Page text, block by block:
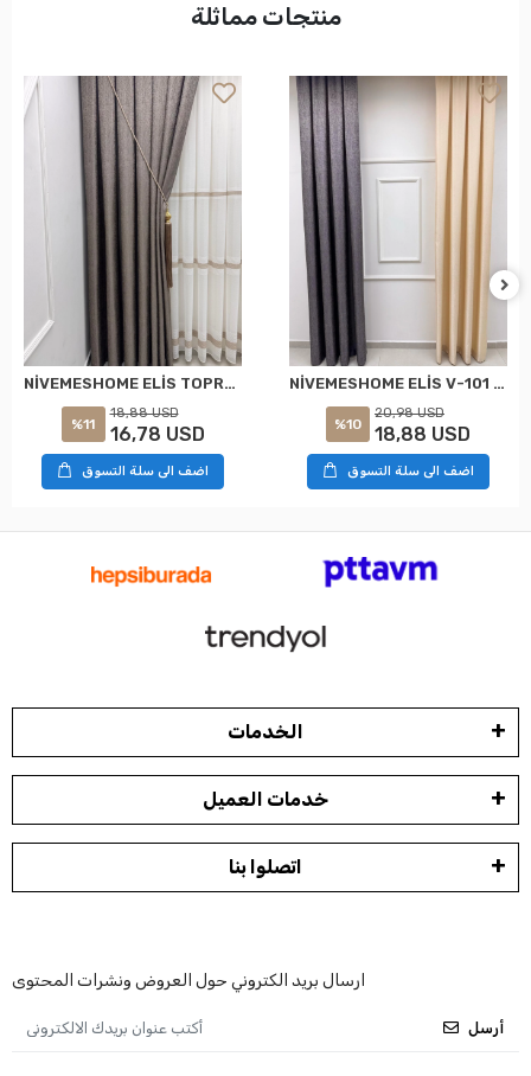
منتجات مماثلة
NİVEMESHOME ELİS TOPRAK FON PERDE 1/3 SIK PİLELİ PERDE APM
%11
18,88 USD
16,78 USD
اضف الى سلة التسوق
NİVEMESHOME ELİS V-101 FON PERDE 1/3 SIK PİLELİ PERDE APM
%10
20,98 USD
18,88 USD
اضف الى سلة التسوق
الخدمات
خدمات العميل
اتصلوا بنا
ارسال بريد الكتروني حول العروض ونشرات المحتوى
أرسل